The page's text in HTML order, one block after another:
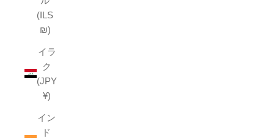
(ILS
₪)
イラ
ク
(JPY
¥)
イン
ド